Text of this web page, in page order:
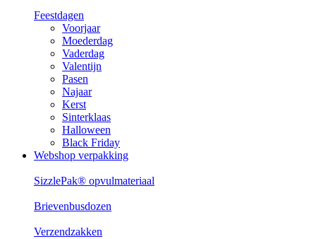
Feestdagen
Voorjaar
Moederdag
Vaderdag
Valentijn
Pasen
Najaar
Kerst
Sinterklaas
Halloween
Black Friday
Webshop verpakking
SizzlePak® opvulmateriaal
Brievenbusdozen
Verzendzakken